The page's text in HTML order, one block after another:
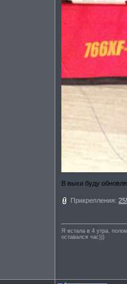
В выхи буду
Прикрепления:
Я встала в 4 утра,
оставался час)))